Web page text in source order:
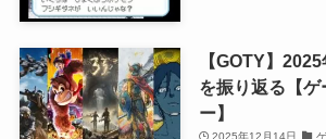
【GOTY】
を振り返る【
ー】
2025年12月14日